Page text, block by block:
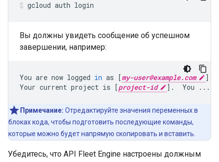
gcloud auth login
Вы должны увидеть сообщение об успешном
завершении, например:
You are now logged in as [my-user@example.com ]
Your current project is [project-id ] . You
Примечание: Отредактируйте значения переменных в
блоках кода, чтобы подготовить последующие команды,
которые можно будет напрямую скопировать и вставить.
Убедитесь, что API Fleet Engine настроены должным